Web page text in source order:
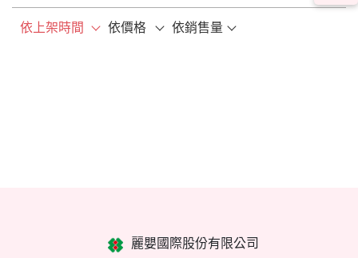
依上架時間 依價格 依銷售量
麗嬰國際股份有限公司